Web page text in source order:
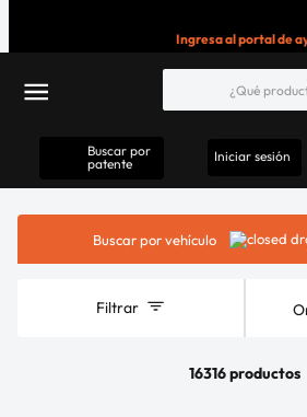
Ingresa al portal de
Buscar por
patente
Iniciar sesión
Buscar por vehículo
Filtrar
16316 productos